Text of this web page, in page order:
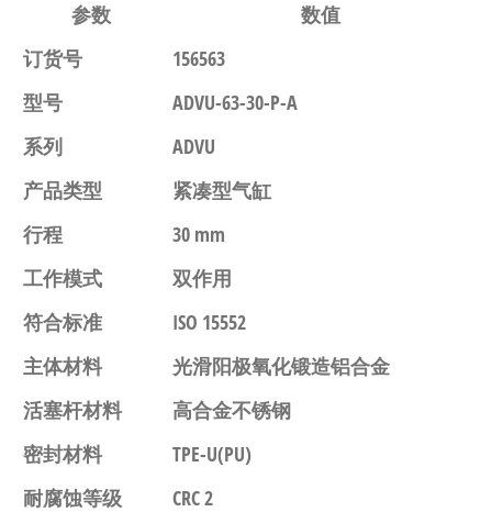
参数
数值
订货号
156563
型号
ADVU-63-30-P-A
系列
ADVU
产品类型
紧凑型气缸
行程
30 mm
工作模式
双作用
符合标准
ISO 15552
主体材料
光滑阳极氧化锻造铝合金
活塞杆材料
高合金不锈钢
密封材料
TPE-U(PU)
耐腐蚀等级
CRC 2